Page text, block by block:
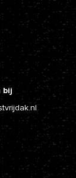
bij